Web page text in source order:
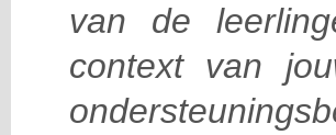
van de
context van